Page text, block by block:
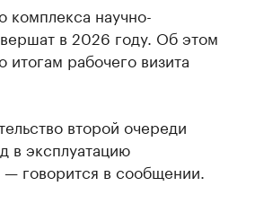
комплекса научно-
в 2026 году. Об этом
рабочего визита
второй очереди
в эксплуатацию
говорится в сообщении.